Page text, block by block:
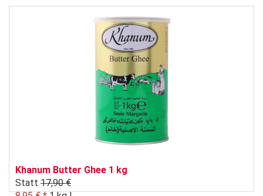
Khanum Butter Ghee 1 kg
Statt 17,90 €